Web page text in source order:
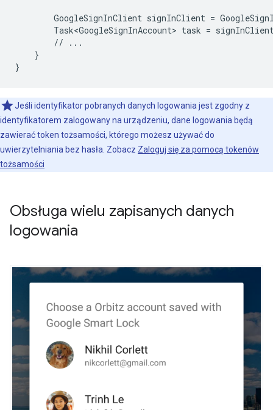
GoogleSignInClient signInClient =
Task<GoogleSignInAccount> task =
//
...
}
}
Jeśli identyfikator pobranych danych logowania jest zgodny z
identyfikatorem zalogowany na urządzeniu, dane logowania będą
zawierać token tożsamości, którego możesz używać do
uwierzytelniania bez hasła. Zobacz Zaloguj się za pomocą tokenów
tożsamości
Obsługa wielu zapisanych danych
logowania